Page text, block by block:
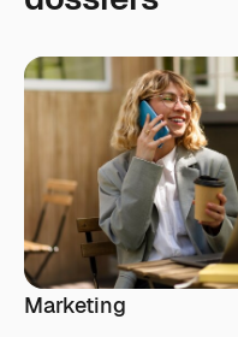
Marketing